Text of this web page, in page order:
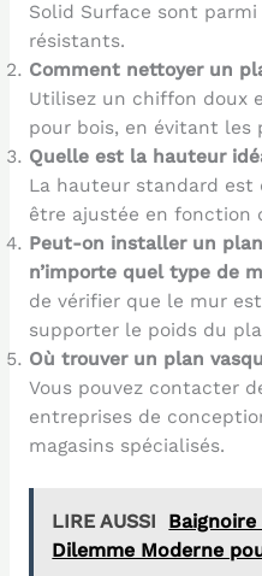
Solid Surface sont
résistants.
Comment nettoyer un
Utilisez un chiffon doux
pour bois, en évitant les
Quelle est la hauteur
La hauteur standard est
être ajustée en fonction
Peut-on installer un
n’importe quel type de
de vérifier que le mur
supporter le poids du
Où trouver un plan
Vous pouvez contacter
entreprises de
magasins spécialisés.
LIRE AUSSI
Dilemme Moderne